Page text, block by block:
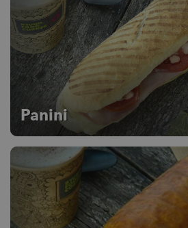
Panini